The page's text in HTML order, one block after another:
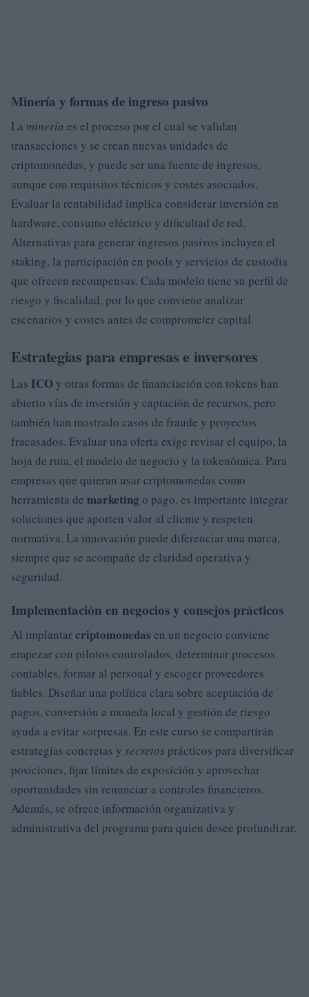
Minería y formas de ingreso pasivo
La minería es el proceso por el cual se validan
transacciones y se crean nuevas unidades de
criptomonedas, y puede ser una fuente de ingresos,
aunque con requisitos técnicos y costes asociados.
Evaluar la rentabilidad implica considerar inversión en
hardware, consumo eléctrico y dificultad de red.
Alternativas para generar ingresos pasivos incluyen el
staking, la participación en pools y servicios de custodia
que ofrecen recompensas. Cada modelo tiene su perfil de
riesgo y fiscalidad, por lo que conviene analizar
escenarios y costes antes de comprometer capital.
Estrategias para empresas e inversores
Las ICO y otras formas de financiación con tokens han
abierto vías de inversión y captación de recursos, pero
también han mostrado casos de fraude y proyectos
fracasados. Evaluar una oferta exige revisar el equipo, la
hoja de ruta, el modelo de negocio y la tokenómica. Para
empresas que quieran usar criptomonedas como
herramienta de marketing o pago, es importante integrar
soluciones que aporten valor al cliente y respeten
normativa. La innovación puede diferenciar una marca,
siempre que se acompañe de claridad operativa y
seguridad.
Implementación en negocios y consejos prácticos
Al implantarcriptomonedas en un negocio conviene
empezar con pilotos controlados, determinar procesos
contables, formar al personal y escoger proveedores
fiables. Diseñar una política clara sobre aceptación de
pagos, conversión a moneda local y gestión de riesgo
ayuda a evitar sorpresas. En este curso se compartirán
estrategias concretas y secretos prácticos para diversificar
posiciones, fijar límites de exposición y aprovechar
oportunidades sin renunciar a controles financieros.
Además, se ofrece información organizativa y
administrativa del programa para quien desee profundizar.